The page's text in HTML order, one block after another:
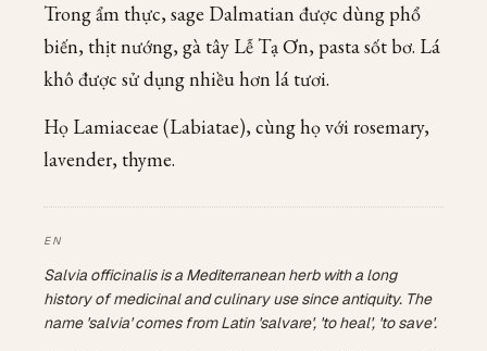
Trong ẩm thực, sage Dalmatian được dùng phổ
biến, thịt nướng, gà tây Lễ Tạ Ơn, pasta sốt bơ. Lá
khô được sử dụng nhiều hơn lá tươi.
Họ Lamiaceae (Labiatae), cùng họ với rosemary,
lavender, thyme.
Salvia officinalis is a Mediterranean herb with a long
history of medicinal and culinary use since antiquity. The
name 'salvia' comes from Latin 'salvare', 'to heal', 'to save'.